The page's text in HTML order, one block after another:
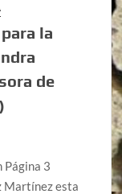
la
de
Página 3
Martínez esta